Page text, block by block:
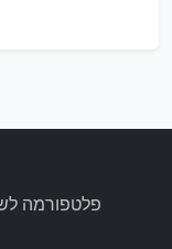
פלטפורמה